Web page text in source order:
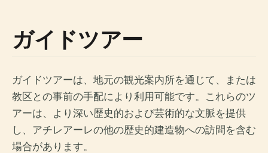
ガイドツアー
ガイドツアーは、地元の観光案内所を通じて、または
教区との事前の手配により利用可能です。これらのツ
アーは、より深い歴史的および芸術的な文脈を提供
し、アチレアーレの他の歴史的建造物への訪問を含む
場合があります。